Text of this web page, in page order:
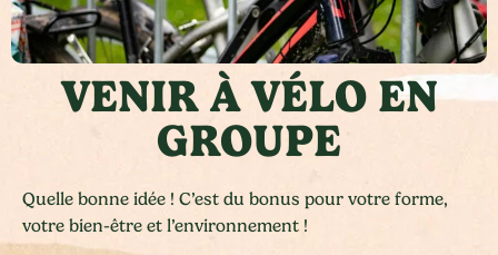
VENIR À VÉLO EN
GROUPE
Quelle bonne idée ! C’est du bonus pour votre forme,
votre bien-être et l’environnement !